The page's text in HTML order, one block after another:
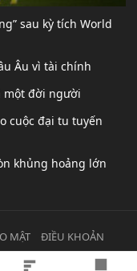
sau kỳ tích World
Âu vì tài chính
một đời người
cuộc đại tu tuyến
khủng hoảng lớn
MẬT
ĐIỀU KHOẢN
Reserved.